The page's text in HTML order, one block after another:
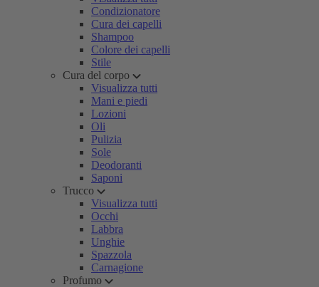
Condizionatore
Cura dei capelli
Shampoo
Colore dei capelli
Stile
Cura del corpo
Visualizza tutti
Mani e piedi
Lozioni
Oli
Pulizia
Sole
Deodoranti
Saponi
Trucco
Visualizza tutti
Occhi
Labbra
Unghie
Spazzola
Carnagione
Profumo